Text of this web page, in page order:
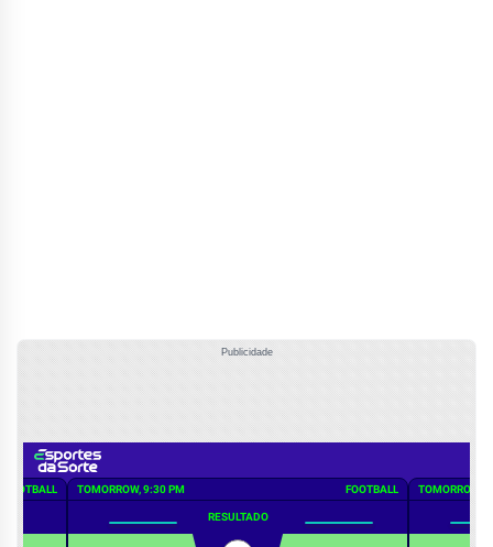
Publicidade